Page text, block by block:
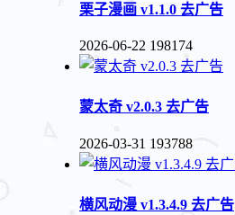
栗子漫画 v1.1.0 去广告
2026-06-22 198174
蒙太奇 v2.0.3 去广告
2026-03-31 193788
横风动漫 v1.3.4.9 去广告